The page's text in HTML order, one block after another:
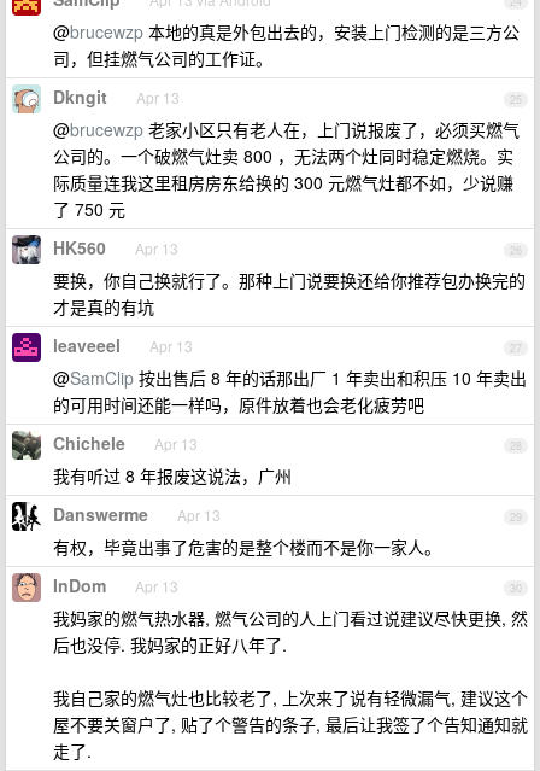
@brucewzp 本地的真是外包出去的，安装上门检测的是三方公
司，但挂燃气公司的工作证。
25
Dkngit Apr 13
@brucewzp 老家小区只有老人在，上门说报废了，必须买燃气
公司的。一个破燃气灶卖 800 ，无法两个灶同时稳定燃烧。实
际质量连我这里租房房东给换的 300 元燃气灶都不如，少说赚
了 750 元
26
HK560 Apr 13
要换，你自己换就行了。那种上门说要换还给你推荐包办换完的
才是真的有坑
27
leaveeel Apr 13
@SamClip 按出售后 8 年的话那出厂 1 年卖出和积压 10 年卖出
的可用时间还能一样吗，原件放着也会老化疲劳吧
28
Chichele Apr 13
我有听过 8 年报废这说法，广州
29
Danswerme Apr 13
有权，毕竟出事了危害的是整个楼而不是你一家人。
30
InDom Apr 13
我妈家的燃气热水器, 燃气公司的人上门看过说建议尽快更换, 然
后也没停. 我妈家的正好八年了.
我自己家的燃气灶也比较老了, 上次来了说有轻微漏气, 建议这个
屋不要关窗户了, 贴了个警告的条子, 最后让我签了个告知通知就
走了.